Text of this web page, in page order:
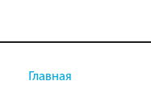
Главная